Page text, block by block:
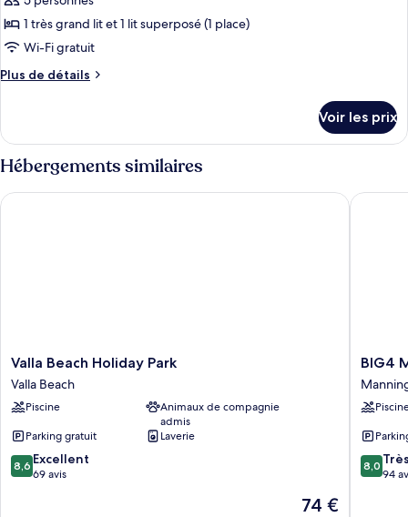
pour
ce
type
de
Chambre,
en
bord
de
1 très grand lit et 1 lit superposé (1 place)
Wi-Fi gratuit
Plus de détails
Plus
le
type
de
chambre
Chambre,
Voir les prix
Hébergements similaires
Valla
Beach
Holiday
Park
Beach
Valla Beach Holiday Park
Valla Beach
Piscine
Animaux de compagnie
admis
Parking gratuit
Laverie
8.6
sur
8,6 Excellent
69 avis
Le
74 €
Valla Beach Holiday Park
BIG4
Point
Holiday
Point
BIG4
8.0
sur
8,0
94
BIG4